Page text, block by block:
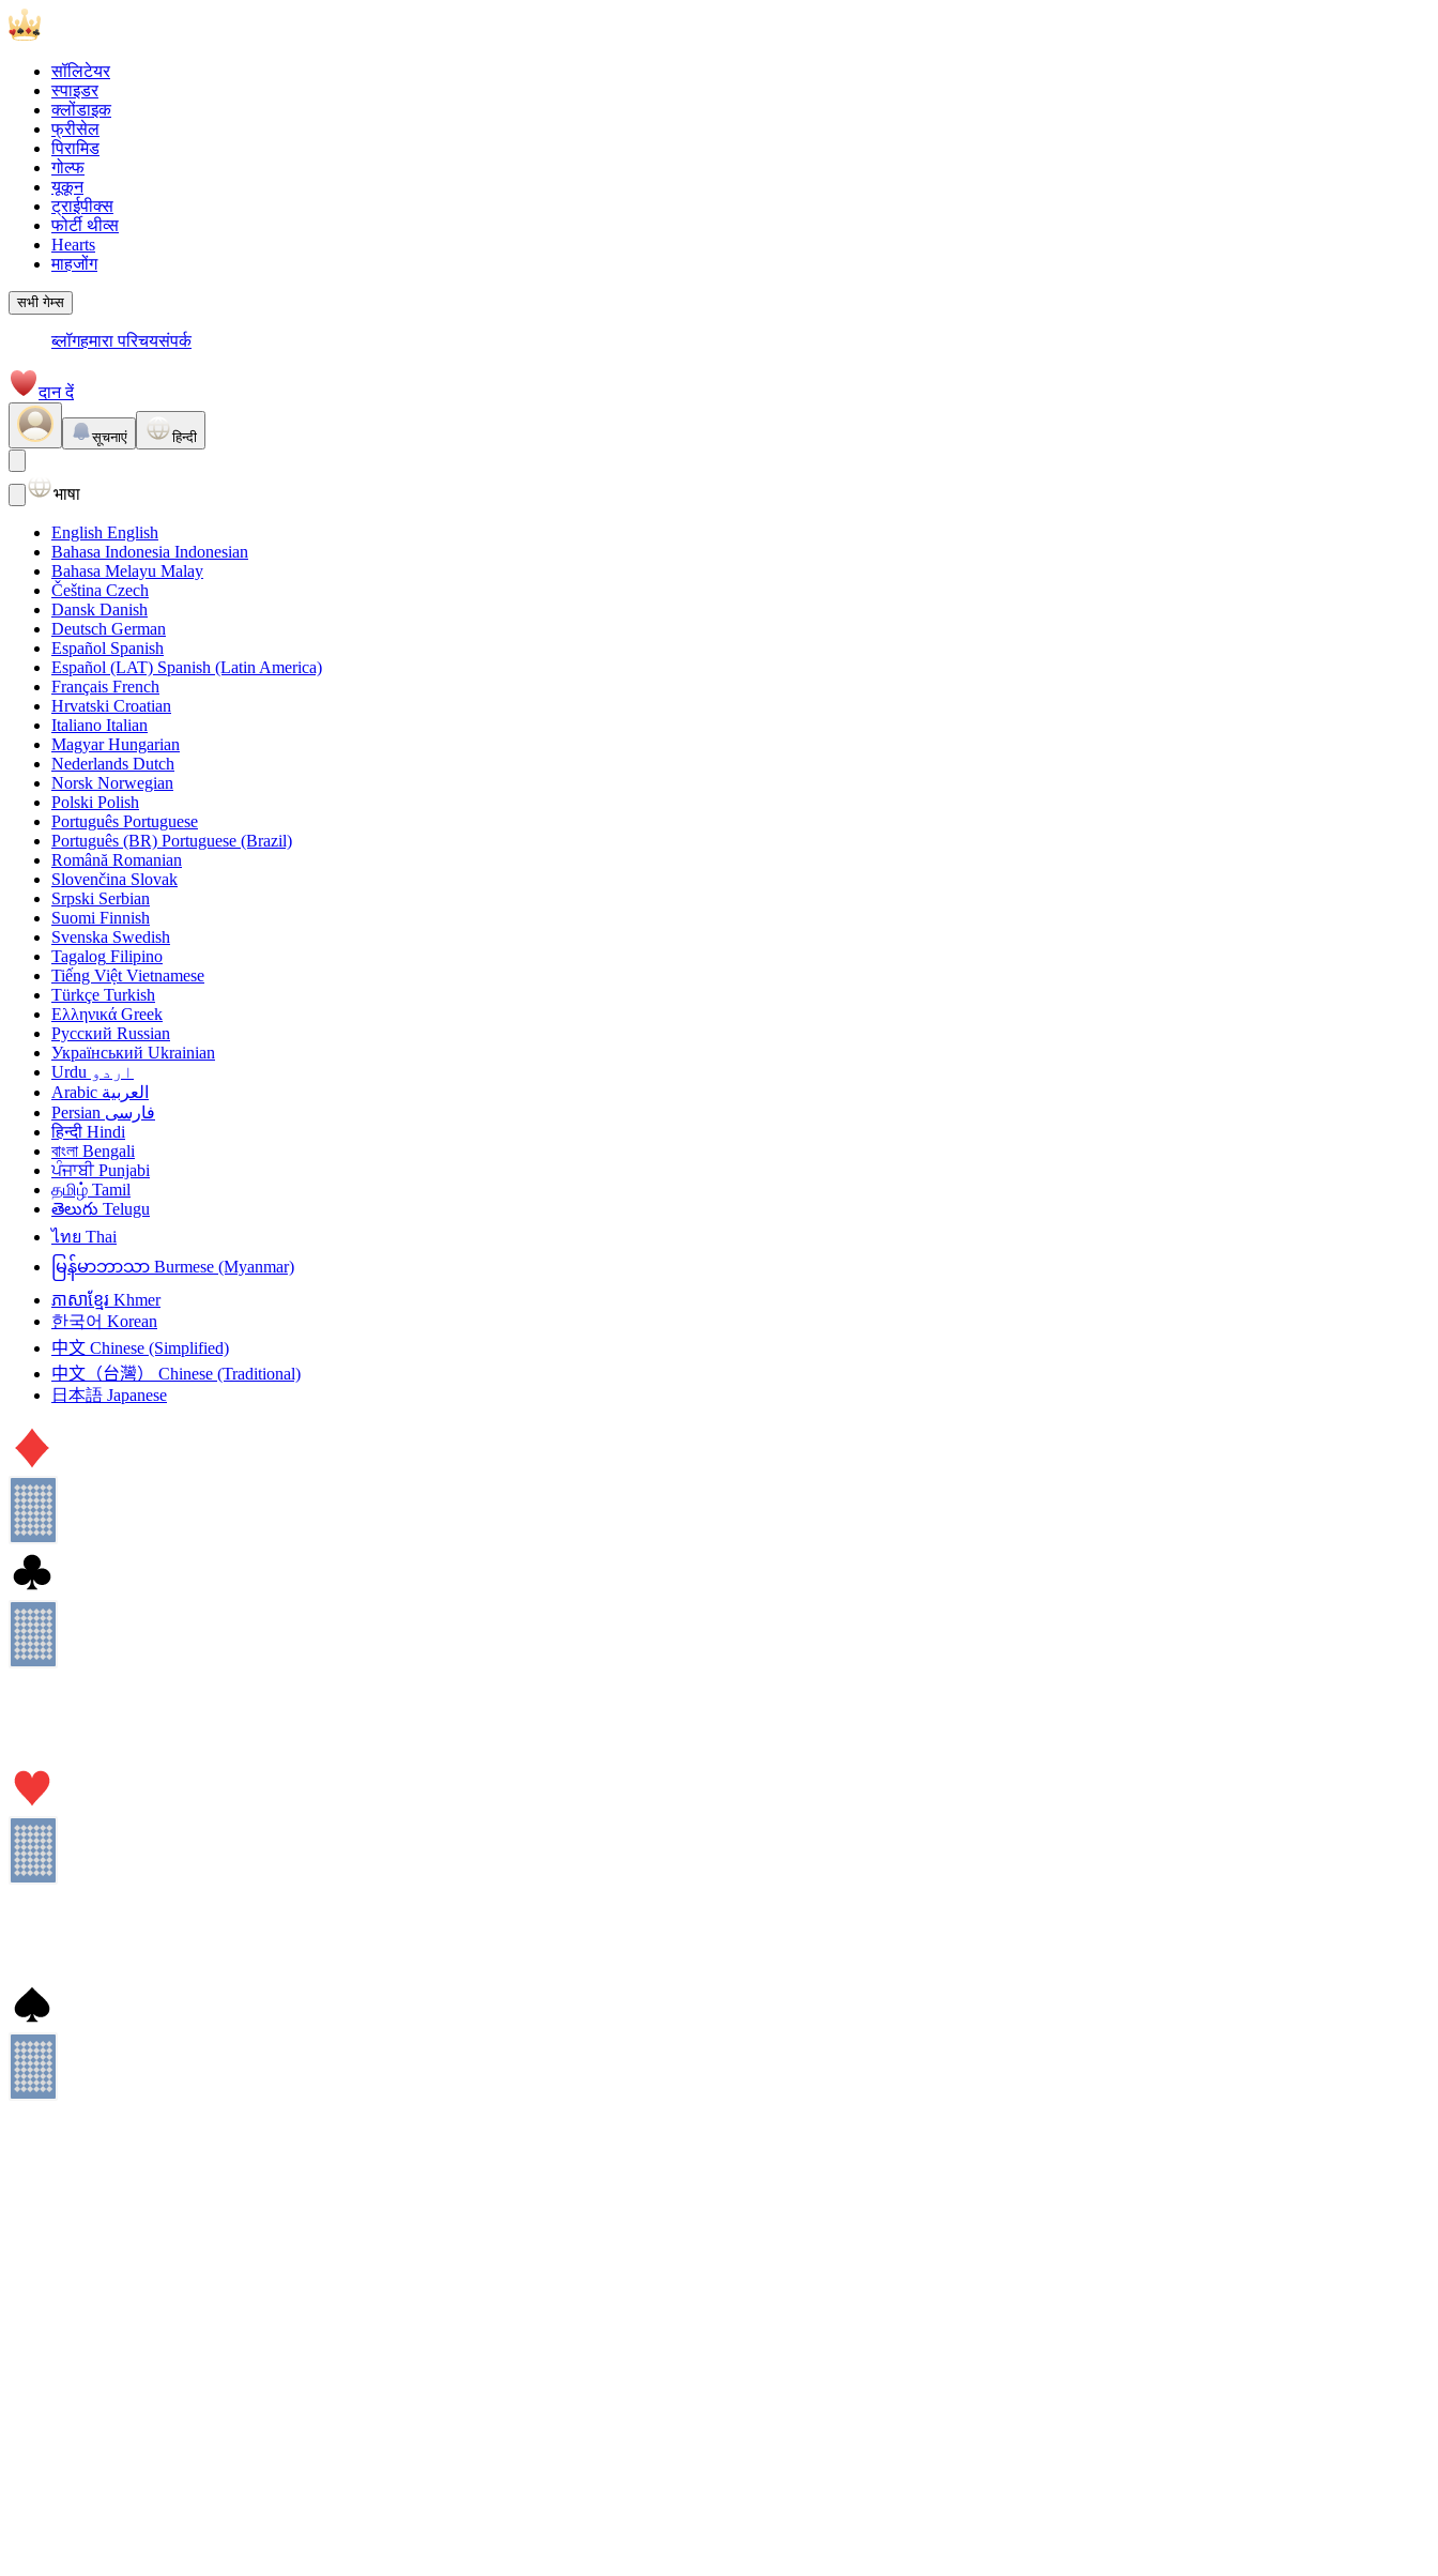
सॉलिटेयर
स्पाइडर
क्लोंडाइक
फ्रीसेल
पिरामिड
गोल्फ
यूकून
ट्राईपीक्स
फोर्टी थीव्स
Hearts
माहजोंग
सभी गेम्स
ब्लॉगहमारा परिचयसंपर्क
दान दें
सूचनाएं हिन्दी
भाषा
English English
Bahasa Indonesia Indonesian
Bahasa Melayu Malay
Čeština Czech
Dansk Danish
Deutsch German
Español Spanish
Español (LAT) Spanish (Latin America)
Français French
Hrvatski Croatian
Italiano Italian
Magyar Hungarian
Nederlands Dutch
Norsk Norwegian
Polski Polish
Português Portuguese
Português (BR) Portuguese (Brazil)
Română Romanian
Slovenčina Slovak
Srpski Serbian
Suomi Finnish
Svenska Swedish
Tagalog Filipino
Tiếng Việt Vietnamese
Türkçe Turkish
Ελληνικά Greek
Русский Russian
Український Ukrainian
اردو Urdu
العربية Arabic
فارسی Persian
हिन्दी Hindi
বাংলা Bengali
ਪੰਜਾਬੀ Punjabi
தமிழ் Tamil
తెలుగు Telugu
ไทย Thai
မြန်မာဘာသာ Burmese (Myanmar)
ភាសាខ្មែរ Khmer
한국어 Korean
中文 Chinese (Simplified)
中文（台灣）
Chinese (Traditional)
日本語 Japanese